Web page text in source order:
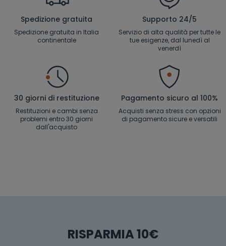
Spedizione gratuita
Spedizione gratuita in Italia
continentale
Supporto 24/5
Servizio di alta qualità per tutte le
tue esigenze, dal lunedì al
venerdì
30 giorni di restituzione
Restituzioni e cambi senza
problemi entro 30 giorni
dall'acquisto
Pagamento sicuro al 100%
Acquisti senza stress con opzioni
di pagamento sicure e versatili
RISPARMIA 10€